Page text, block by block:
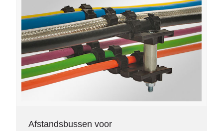
Afstandsbussen voor